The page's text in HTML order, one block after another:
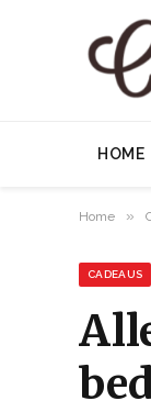
HOME
Home »
CADEAUS